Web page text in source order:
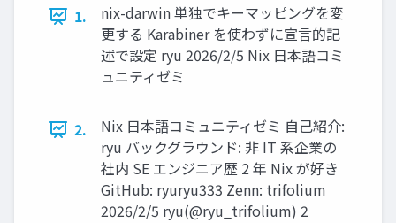
1.
nix-darwin 単独でキーマッピングを変
更する Karabiner を使わずに宣言的記
述で設定 ryu 2026/2/5 Nix 日本語コミ
ュニティゼミ
2.
Nix 日本語コミュニティゼミ 自己紹介:
ryu バックグラウンド: 非 IT 系企業の
社内 SE エンジニア歴 2 年 Nix が好き
GitHub: ryuryu333 Zenn: trifolium
2026/2/5 ryu(@ryu_trifolium) 2